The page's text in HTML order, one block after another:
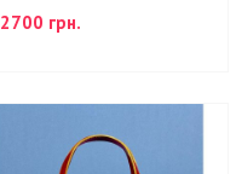
2700 грн.